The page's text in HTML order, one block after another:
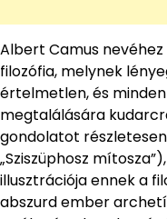
Albert Camus
filozófia, melynek
értelmetlen, és
megtalálására
gondolatot
„Sziszüphosz
illusztrációja ennek a
abszurd ember